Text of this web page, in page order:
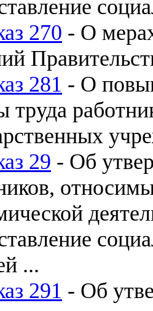
270 - О
281 - О
труда
29 - Об
...
291 - Об